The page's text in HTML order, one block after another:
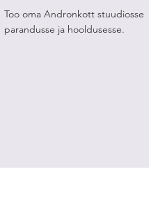
Too oma Andronkott stuudiosse
parandusse ja hooldusesse.